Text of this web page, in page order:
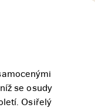
se osudy
Osiřelý